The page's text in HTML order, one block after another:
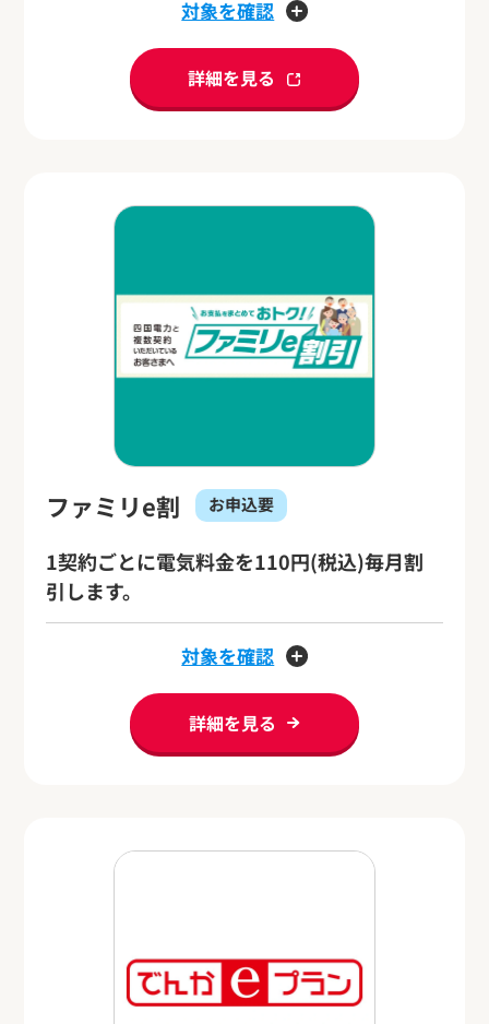
対象を確認
詳細を見る
ファミリe割 お申込要
1契約ごとに電気料金を110円(税込)毎月割
引します。
対象を確認
詳細を見る